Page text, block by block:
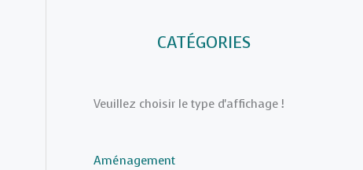
CATÉGORIES
Veuillez choisir le type d'affichage !
Aménagement